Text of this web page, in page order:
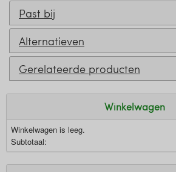
Past bij
Alternatieven
Gerelateerde producten
Winkelwagen
Winkelwagen is leeg.
Subtotaal: